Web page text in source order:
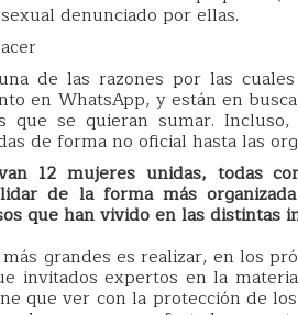
denunciado por ellas.
de las razones por las
en WhatsApp, y están en
que se quieran sumar.
de forma no oficial hasta las
12 mujeres unidas, todas
de la forma más
que han vivido en las distintas
grandes es realizar, en los
invitados expertos en la
que ver con la protección de